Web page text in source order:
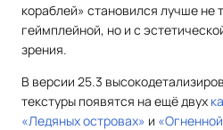
кораблей» становился лучше не
геймплейной, но и с
зрения.
В версии 25.3
текстуры появятся на ещё двух
«Ледяных островах» и